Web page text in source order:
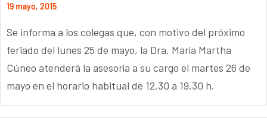
19 mayo, 2015
Se informa a los colegas que, con motivo del próximo
feriado del lunes 25 de mayo, la Dra. María Martha
Cúneo atenderá la asesoría a su cargo el martes 26 de
mayo en el horario habitual de 12.30 a 19.30 h.